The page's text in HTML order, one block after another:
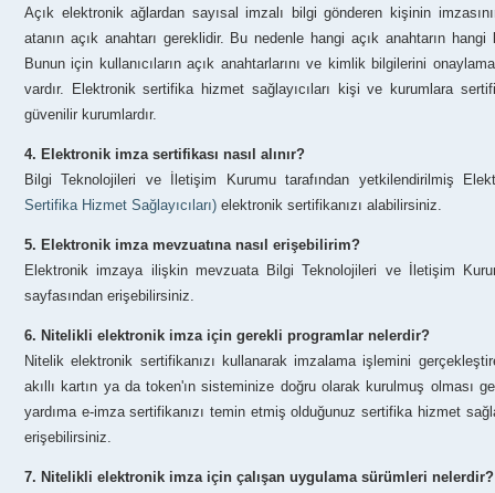
Açık elektronik ağlardan sayısal imzalı bilgi gönderen kişinin
atanın açık anahtarı gereklidir. Bu nedenle hangi açık anahtarın
Bunun için kullanıcıların açık anahtarlarını ve kimlik bilgilerini
vardır. Elektronik sertifika hizmet sağlayıcıları kişi ve kurumlara
güvenilir kurumlardır.
4. Elektronik imza sertifikası nasıl alınır?
Bilgi Teknolojileri ve İletişim Kurumu tarafından yetkilendirilmiş
Sertifika Hizmet Sağlayıcıları) elektronik sertifikanızı alabilirsiniz.
5. Elektronik imza mevzuatına nasıl erişebilirim?
Elektronik imzaya ilişkin mevzuata Bilgi Teknolojileri ve İletişim
sayfasından erişebilirsiniz.
6. Nitelikli elektronik imza için gerekli programlar nelerdir?
Nitelik elektronik sertifikanızı kullanarak imzalama işlemini
akıllı kartın ya da token'ın sisteminize doğru olarak kurulmuş olması
yardıma e-imza sertifikanızı temin etmiş olduğunuz sertifika hizmet
erişebilirsiniz.
7. Nitelikli elektronik imza için çalışan uygulama sürümleri nelerdir?